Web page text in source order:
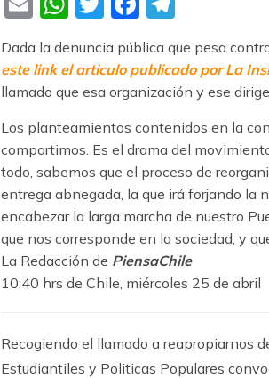
Dada la denuncia pública que pesa
este link el articulo publicado por La
llamado que esa organización y ese
Los planteamientos contenidos en la
compartimos. Es el drama del
todo, sabemos que el proceso de
entrega abnegada, la que irá forjando la
encabezar la larga marcha de nuestro
que nos corresponde en la sociedad, y
La Redacción de PiensaChile
10:40 hrs de Chile, miércoles 25 de abril
Recogiendo el llamado a reapropiarnos
Estudiantiles y Politicas Populares